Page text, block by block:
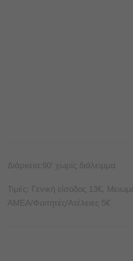
Διάρκεια:90’ χωρίς διάλειμμα
Τιμές: Γενική είσοδος 13€,
ΑΜΕΑ/Φοιτητές/Ατέλειες 5€